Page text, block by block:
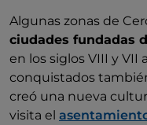
Algunas zonas de
ciudades fundadas
en los siglos VIII y VII
conquistados
creó una nueva
visita el